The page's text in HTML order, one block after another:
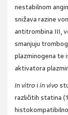
nestabilnom
snižava razine
antitrombina III,
smanjuju
plazminogena te
aktivatora
In vitro i in vivo
različitih statina